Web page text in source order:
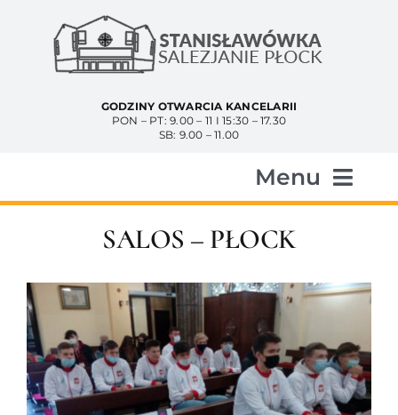
zawartości
GODZINY OTWARCIA KANCELARII
PON – PT: 9.00 – 11 I 15:30 – 17.30
SB: 9.00 – 11.00
Menu
Aktualności
Historia
Duszpasterze
SALOS – PŁOCK